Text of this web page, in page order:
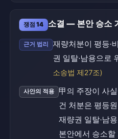
쟁점 14 소결 — 본안 승소
근거 법리
재량처분이 평등·
권 일탈·남용으로
소송법 제27조)
사안의 적용
甲의 주장이 사
건 처분은 평등
재량권 일탈·남
본안에서 승소할